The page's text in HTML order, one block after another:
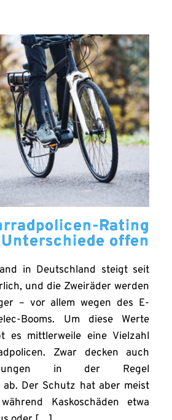
Rating
offen
in Deutschland steigt seit
und die Zweiräder werden
– vor allem wegen des E-
Booms. Um diese Werte
es mittlerweile eine Vielzahl
Zwar decken auch
in der Regel
ab. Der Schutz hat aber meist
Kaskoschäden etwa